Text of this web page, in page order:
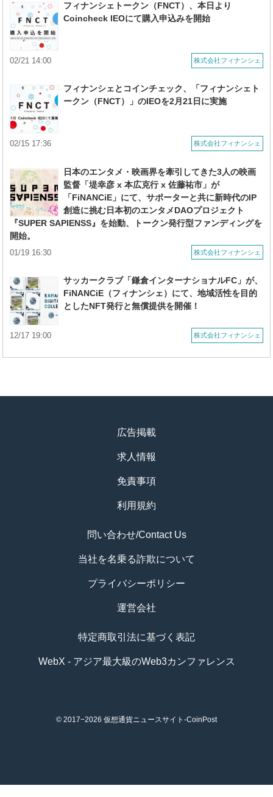
フィナンシェトークン（FNCT）、本日より
Coincheck IEOにて購入申込みを開始
株式会社フィナンシェ
02/21 14:00
フィナンシェとコインチェック、「フィナンシェト
ークン（FNCT）」のIEOを2月21日に実施
株式会社フィナンシェ
02/15 17:36
日本のエンタメ・映画界を牽引してきた3人の映画
監督「堤幸彦 x 本広克行 x 佐藤祐市」が
「FiNANCiE」にて、サポーターと共に新時代のIP
創造に挑む日本初のエンタメDAOプロジェクト
『SUPER SAPIENSS』を始動、トークン発行型ファンディングを
開始。
株式会社フィナンシェ
01/19 16:30
サッカークラブ「鎌倉インターナショナルFC」が、
FiNANCiE（フィナンシェ）にて、地域活性を目的
としたNFT発行と無償提供を開催！
株式会社フィナンシェ
12/17 19:00
広告掲載
求人情報
免責事項
利用規約
問い合わせ/Contact Us
当社を名乗る詐欺について
プライバシーポリシー
運営会社
特定商取引法に基づく表記
WebX - アジア最大級のWeb3カンファレンス
© 2017−2026 仮想通貨ニュースサイト-CoinPost